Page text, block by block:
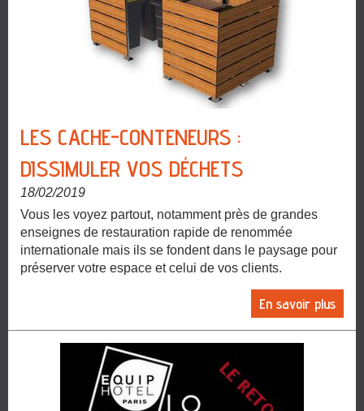
LES CACHE-CONTENEURS :
DISSIMULER VOS DÉCHETS
18/02/2019
Vous les voyez partout, notamment près de grandes
enseignes de restauration rapide de renommée
internationale mais ils se fondent dans le paysage pour
préserver votre espace et celui de vos clients.
En savoir plus